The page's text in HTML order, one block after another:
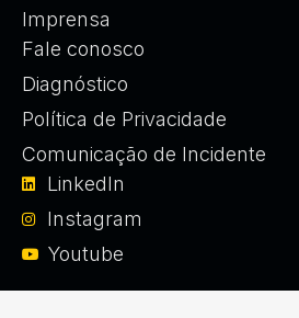
Imprensa
Fale conosco
Diagnóstico
Política de Privacidade
Comunicação de Incidente
LinkedIn
Instagram
Youtube